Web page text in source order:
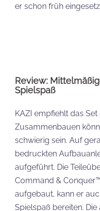
er schon früh
Review:
Spielspaß
KAZI empfiehlt das
Zusammenbauen
schwierig sein. Auf
bedruckten
aufgeführt. Die
Command &
aufgebaut, kann er
Spielspaß bereiten.